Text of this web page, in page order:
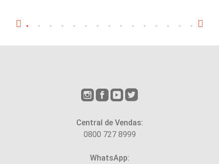
Central de Vendas:
0800 727 8999
WhatsApp: